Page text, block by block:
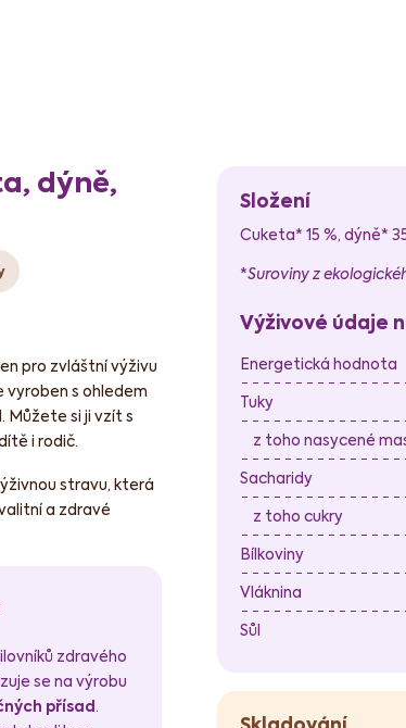
dýně,
pro zvláštní výživu
vyroben s ohledem
Můžete si ji vzít s
i rodič.
stravu, která
a zdravé
zdravého
se na výrobu
přísad.
Složení
Cuketa* 15 %, dýně*
*Suroviny z
Výživové údaje
Energetická hodnota
Tuky
z toho nasycené
Sacharidy
z toho cukry
Bílkoviny
Vláknina
Sůl